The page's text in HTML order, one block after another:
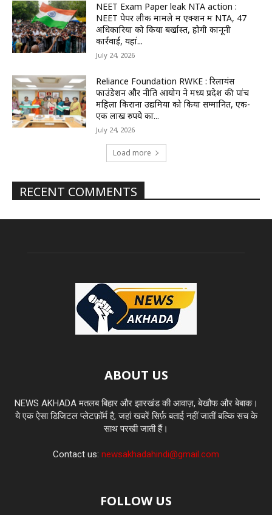
NEET Exam Paper leak NTA action :
NEET पेपर लीक मामले में एक्शन में NTA, 47
अधिकारियों को किया बर्खास्त, होगी कानूनी
कार्रवाई, यहां...
July 24, 2026
Reliance Foundation RWKE : रिलायंस
फाउंडेशन और नीति आयोग ने मध्य प्रदेश की पांच
महिला किराना उद्यमियों को किया सम्मानित, एक-
एक लाख रुपये का...
July 24, 2026
Load more
RECENT COMMENTS
ABOUT US
NEWS AKHADA मतलब बिहार और झारखंड की आवाज़, बेखौफ और बेबाक।
ये एक ऐसा डिजिटल प्लेटफ़ॉर्म है, जहां खबरें सिर्फ़ बताई नहीं जातीं बल्कि सच के
साथ परखी जाती हैं।
Contact us: newsakhadahindi@gmail.com
FOLLOW US